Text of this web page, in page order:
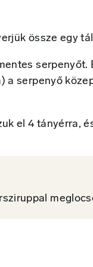
össze egy
a serpenyő
el 4 tányérra,